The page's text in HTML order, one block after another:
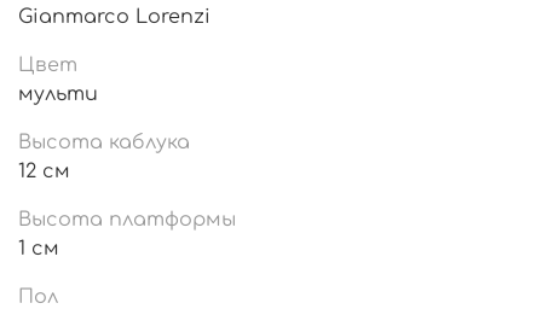
Gianmarco Lorenzi
Цвет
мульти
Высота каблука
12 см
Высота платформы
1 см
Пол